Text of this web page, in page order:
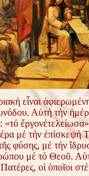
εἶναι
Αὐτή τήν
«τό
μέ τήν ἐπίσκεψή
φύσης, μέ τήν
μέ τό Θεοῦ.
οἱ ὁποῖοι